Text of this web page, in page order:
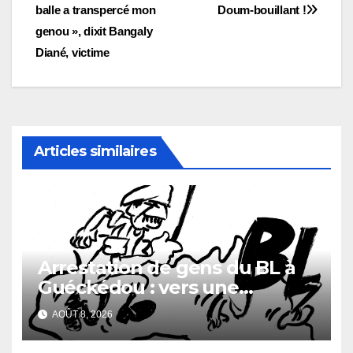
l’article
Doum-bouillant !
balle a transpercé mon
genou », dixit Bangaly
Diané, victime
Articles similaires
Arrestation de gens du BL à
Guéckédou : vers une
démission des conseillés du
parti à Ouendé-Kénéma ?
AOÛT 8, 2026